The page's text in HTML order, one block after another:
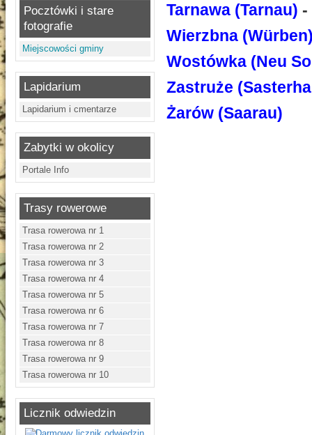
Pocztówki i stare
fotografie
Miejscowości gminy
Lapidarium
Lapidarium i cmentarze
Zabytki w okolicy
Portale Info
Trasy rowerowe
Trasa rowerowa nr 1
Trasa rowerowa nr 2
Trasa rowerowa nr 3
Trasa rowerowa nr 4
Trasa rowerowa nr 5
Trasa rowerowa nr 6
Trasa rowerowa nr 7
Trasa rowerowa nr 8
Trasa rowerowa nr 9
Trasa rowerowa nr 10
Licznik odwiedzin
Tarnawa (Tarnau) -
Wierzbna
Wostówka (Neu
Zastruże
Żarów (Saarau)